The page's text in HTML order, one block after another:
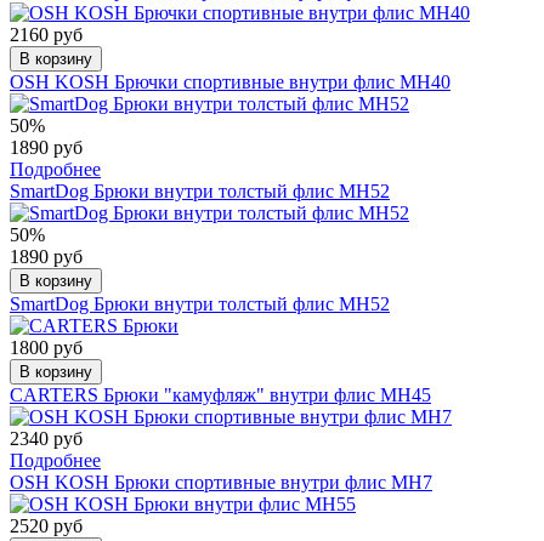
2160 руб
В корзину
OSH KOSH Брючки спортивные внутри флис МН40
50%
1890 руб
Подробнее
SmartDog Брюки внутри толстый флис МН52
50%
1890 руб
В корзину
SmartDog Брюки внутри толстый флис МН52
1800 руб
В корзину
CARTERS Брюки "камуфляж" внутри флис МН45
2340 руб
Подробнее
OSH KOSH Брюки спортивные внутри флис МН7
2520 руб